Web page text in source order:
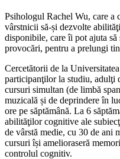
Psihologul Rachel Wu, care a
vârstnicii să-și dezvolte
disponibile, care îi pot ajuta
provocări, pentru a prelungi
Cercetătorii de la
participanţilor la studiu, adulţi
cursuri simultan (de limbă
muzicală și de deprindere în
ore pe săptămână. La 6
abilităţilor cognitive ale
de vârstă medie, cu 30 de ani
cursuri își amelioraseră
controlul cognitiv.